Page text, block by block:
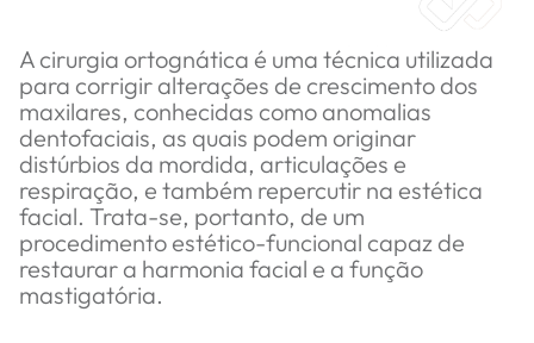
A cirurgia ortognática é uma técnica utilizada
para corrigir alterações de crescimento dos
maxilares, conhecidas como anomalias
dentofaciais, as quais podem originar
distúrbios da mordida, articulações e
respiração, e também repercutir na estética
facial. Trata-se, portanto, de um
procedimento estético-funcional capaz de
restaurar a harmonia facial e a função
mastigatória.